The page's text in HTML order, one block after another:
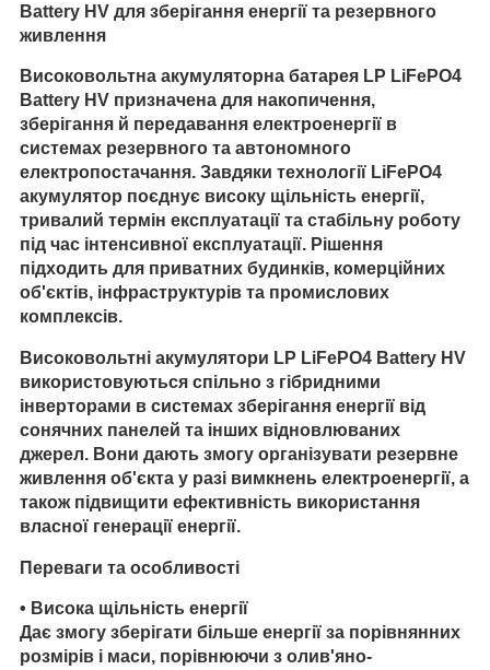
Battery HV для зберігання енергії та резервного
живлення
Високовольтна акумуляторна батарея LP LiFePO4
Battery HV призначена для накопичення,
зберігання й передавання електроенергії в
системах резервного та автономного
електропостачання. Завдяки технології LiFePO4
акумулятор поєднує високу щільність енергії,
тривалий термін експлуатації та стабільну роботу
під час інтенсивної експлуатації. Рішення
підходить для приватних будинків, комерційних
об'єктів, інфраструктурів та промислових
комплексів.
Високовольтні акумулятори LP LiFePO4 Battery HV
використовуються спільно з гібридними
інверторами в системах зберігання енергії від
сонячних панелей та інших відновлюваних
джерел. Вони дають змогу організувати резервне
живлення об'єкта у разі вимкнень електроенергії, а
також підвищити ефективність використання
власної генерації енергії.
Переваги та особливості
• Висока щільність енергії
Дає змогу зберігати більше енергії за порівнянних
розмірів і маси, порівнюючи з олив'яно-